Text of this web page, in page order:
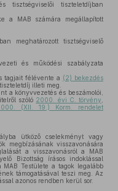
tiszteletdíjban
a MAB számára megállapított
meghatározott tisztségviselő
és működési szabályzata
tagjait félévente a (2) bekezdés
illeti meg.
a könyvvezetés és beszámolói,
szóló 2000. évi C. törvény
(XII. 19.) Korm. rendelet
ütköző cselekményt vagy
megbízásának visszavonására
a visszavonásról a MAB
Bizottság írásos indoklással
Testülete a tagok legalább
támogatásával teszi meg. Az
azonos rendben kerül sor.